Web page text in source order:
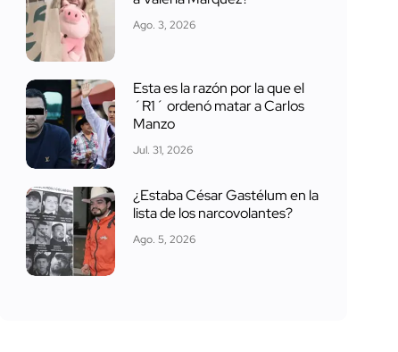
Ago. 3, 2026
Esta es la razón por la que el
´R1´ ordenó matar a Carlos
Manzo
Jul. 31, 2026
¿Estaba César Gastélum en la
lista de los narcovolantes?
Ago. 5, 2026